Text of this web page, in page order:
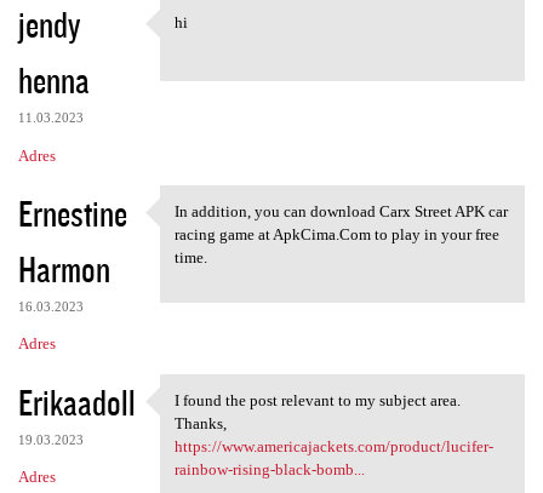
jendy
henna
11.03.2023
Adres
hi
hi
Ernestine
Harmon
16.03.2023
Adres
In addition, you can download
In addition, you can download Carx Street APK car
racing game at ApkCima.Com to play in your free
time.
Erikaadoll
19.03.2023
Adres
I found the post relevant to
I found the post relevant to my subject area.
Thanks,
https://www.americajackets.com/product/lucifer-
rainbow-rising-black-bomb...